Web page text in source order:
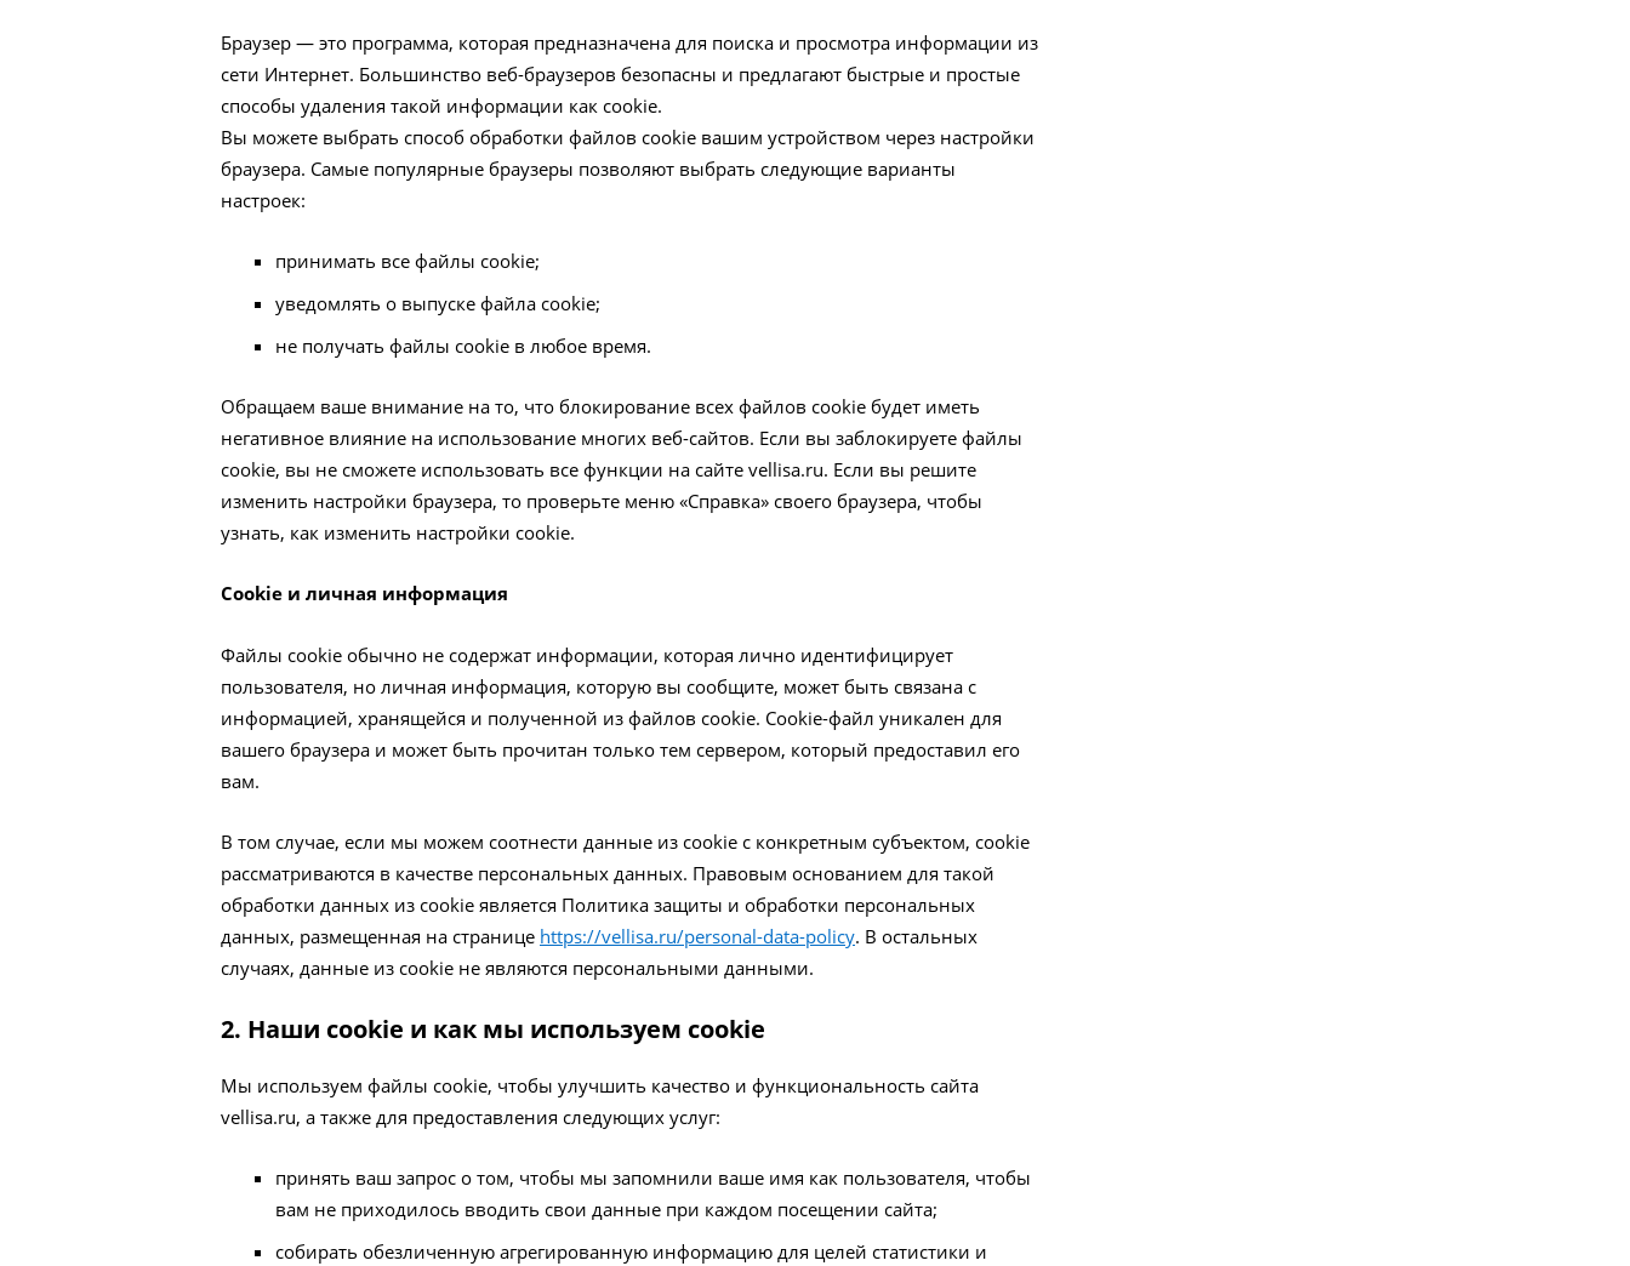
Браузер — это программа, которая предназначена для поиска и просмотра информации из
сети Интернет. Большинство веб-браузеров безопасны и предлагают быстрые и простые
способы удаления такой информации как cookie.
Вы можете выбрать способ обработки файлов cookie вашим устройством через настройки
браузера. Самые популярные браузеры позволяют выбрать следующие варианты
настроек:
принимать все файлы cookie;
уведомлять о выпуске файла cookie;
не получать файлы cookie в любое время.
Обращаем ваше внимание на то, что блокирование всех файлов cookie будет иметь
негативное влияние на использование многих веб-сайтов. Если вы заблокируете файлы
cookie, вы не сможете использовать все функции на сайте vellisa.ru. Если вы решите
изменить настройки браузера, то проверьте меню «Справка» своего браузера, чтобы
узнать, как изменить настройки cookie.
Сookie и личная информация
Файлы cookie обычно не содержат информации, которая лично идентифицирует
пользователя, но личная информация, которую вы сообщите, может быть связана с
информацией, хранящейся и полученной из файлов cookie. Cookie-файл уникален для
вашего браузера и может быть прочитан только тем сервером, который предоставил его
вам.
В том случае, если мы можем соотнести данные из cookie с конкретным субъектом, сookie
рассматриваются в качестве персональных данных. Правовым основанием для такой
обработки данных из cookie является Политика защиты и обработки персональных
данных, размещенная на странице https://vellisa.ru/personal-data-policy. В остальных
случаях, данные из сookie не являются персональными данными.
2. Наши cookie и как мы используем cookie
Мы используем файлы cookie, чтобы улучшить качество и функциональность сайта
vellisa.ru, а также для предоставления следующих услуг:
принять ваш запрос о том, чтобы мы запомнили ваше имя как пользователя, чтобы
вам не приходилось вводить свои данные при каждом посещении сайта;
собирать обезличенную агрегированную информацию для целей статистики и